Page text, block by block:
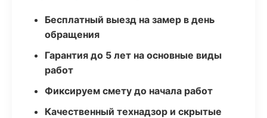
Бесплатный выезд на замер в день
обращения
Гарантия до 5 лет на основные виды
работ
Фиксируем смету до начала работ
Качественный технадзор и скрытые